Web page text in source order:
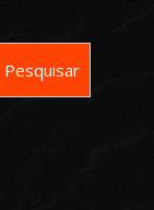
Pesquisar